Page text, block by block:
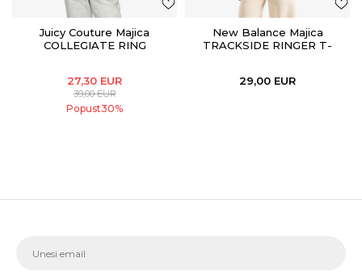
Juicy Couture Majica
COLLEGIATE RING
27,30 EUR
39,00EUR
Popust30%
New Balance Majica
TRACKSIDE RINGER T-
29,00 EUR